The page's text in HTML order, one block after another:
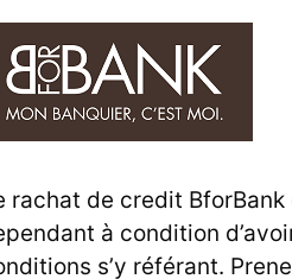
rachat de credit
à condition
s’y référant.